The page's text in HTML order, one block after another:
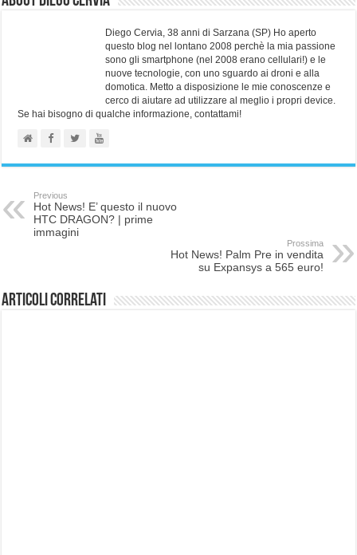
Diego Cervia, 38 anni di Sarzana (SP) Ho aperto
questo blog nel lontano 2008 perchè la mia passione
sono gli smartphone (nel 2008 erano cellulari!) e le
nuove tecnologie, con uno sguardo ai droni e alla
domotica. Metto a disposizione le mie conoscenze e
cerco di aiutare ad utilizzare al meglio i propri device.
Se hai bisogno di qualche informazione, contattami!
Previous
Hot News! E’ questo il nuovo
HTC DRAGON? | prime
immagini
Prossima
Hot News! Palm Pre in vendita
su Expansys a 565 euro!
Articoli correlati